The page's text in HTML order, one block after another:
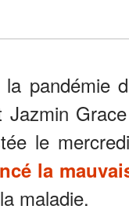
la pandémie
Jazmin
le
la
maladie.